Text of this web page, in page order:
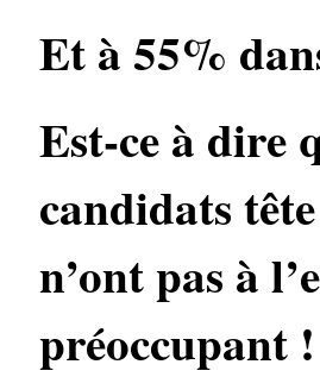
Et à 55%
Est-ce à dire
candidats
n’ont pas à
préoccupant !